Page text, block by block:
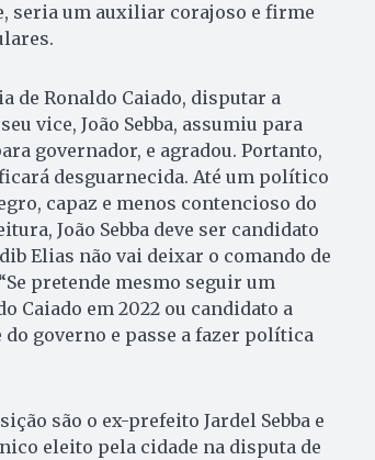
seria um auxiliar corajoso e firme
de Ronaldo Caiado, disputar a
vice, João Sebba, assumiu para
governador, e agradou. Portanto,
desguarnecida. Até um político
capaz e menos contencioso do
João Sebba deve ser candidato
Elias não vai deixar o comando de
pretende mesmo seguir um
Caiado em 2022 ou candidato a
governo e passe a fazer política
são o ex-prefeito Jardel Sebba e
eleito pela cidade na disputa de